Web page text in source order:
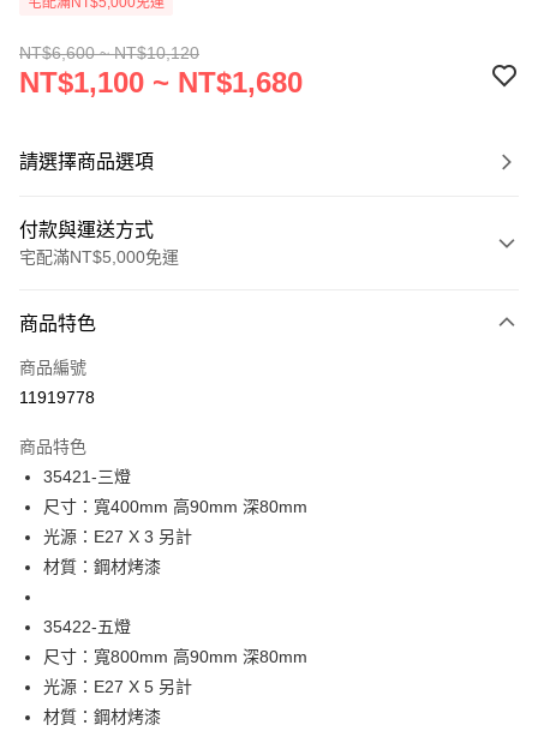
NT$6,600 ~ NT$10,120
NT$1,100 ~ NT$1,680
請選擇商品選項
付款與運送方式
宅配滿NT$5,000免運
信用卡一次付款
LINE Pay
街口支付
悠遊付
Google Pay
全盈+PAY
AFTEE先享後付
相關說明
【關於「AFTEE先享後付」】
AFTEE先享後付是「在收到商品之後才付款」的支付方式。 讓您購物簡單
ATM付款
商品特色
商品編號
11919778
商品特色
35421-三燈
尺寸：寬400mm 高90mm 深80mm
光源：E27 X 3 另計
材質：鋼材烤漆
35422-五燈
尺寸：寬800mm 高90mm 深80mm
光源：E27 X 5 另計
材質：鋼材烤漆